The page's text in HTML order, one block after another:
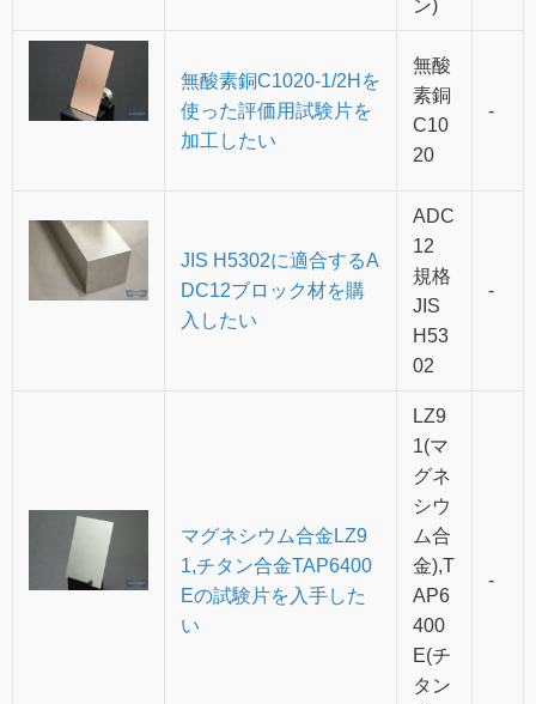
ン)
無酸素銅C1020-1/2Hを
使った評価用試験片を
加工したい
無酸
素銅
C10
20
-
JIS H5302に適合するA
DC12ブロック材を購
入したい
ADC
12
規格
JIS
H53
02
-
マグネシウム合金LZ9
1,チタン合金TAP6400
Eの試験片を入手した
い
LZ9
1(マ
グネ
シウ
ム合
金),T
AP6
400
E(チ
タン
-